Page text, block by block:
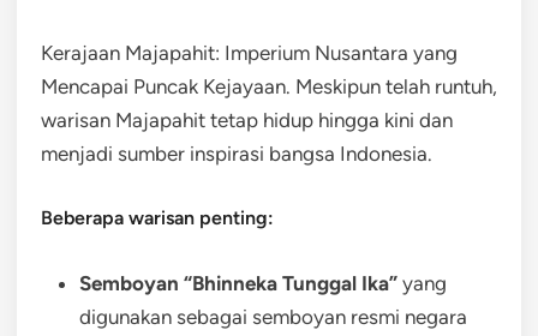
Kerajaan Majapahit: Imperium Nusantara yang
Mencapai Puncak Kejayaan. Meskipun telah runtuh,
warisan Majapahit tetap hidup hingga kini dan
menjadi sumber inspirasi bangsa Indonesia.
Beberapa warisan penting:
Semboyan “Bhinneka Tunggal Ika” yang
digunakan sebagai semboyan resmi negara